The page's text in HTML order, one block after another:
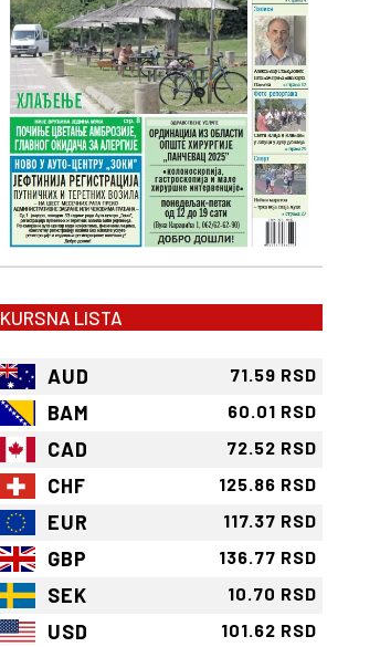
KURSNA LISTA
AUD 71.59 RSD
BAM 60.01 RSD
CAD 72.52 RSD
CHF 125.86 RSD
EUR 117.37 RSD
GBP 136.77 RSD
SEK 10.70 RSD
USD 101.62 RSD